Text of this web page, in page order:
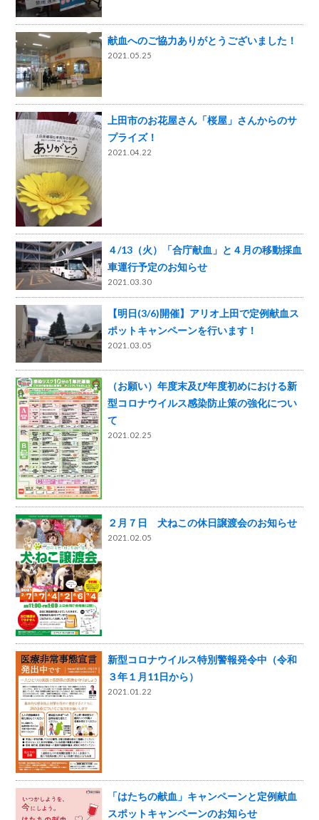
献血へのご協力ありがとうございました！
2021.05.25
上田市のお花屋さん「桜屋」さんからのサ
プライズ！
2021.04.22
４/13（火）「合庁献血」と４月の移動採血
車運行予定のお知らせ
2021.03.30
【明日(3/6)開催】アリオ上田で定例献血ス
ポットキャンペーンを行います！
2021.03.05
（お願い）年度末及び年度初めにおける新
型コロナウイルス感染防止策の強化につい
て
2021.02.25
２月７日 犬ねこの休日譲渡会のお知らせ
2021.02.05
新型コロナウイルス特別警報発令中（令和
３年１月11日から）
2021.01.22
「はたちの献血」キャンペーンと定例献血
スポットキャンペーンのお知らせ